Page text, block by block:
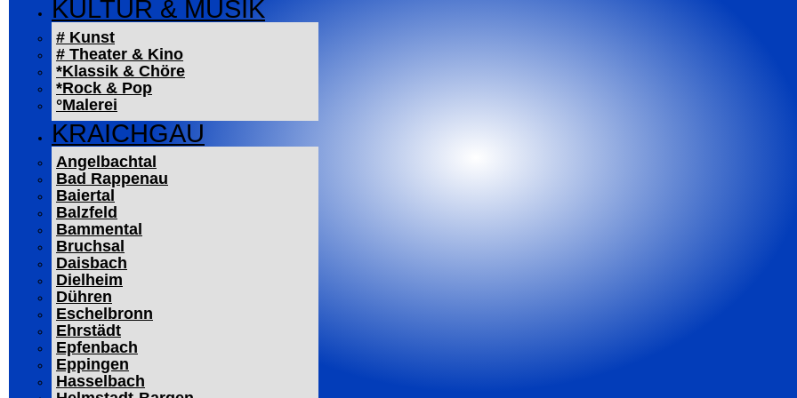
KULTUR & MUSIK
# Kunst
# Theater & Kino
*Klassik & Chöre
*Rock & Pop
°Malerei
KRAICHGAU
Angelbachtal
Bad Rappenau
Baiertal
Balzfeld
Bammental
Bruchsal
Daisbach
Dielheim
Dühren
Eschelbronn
Ehrstädt
Epfenbach
Eppingen
Hasselbach